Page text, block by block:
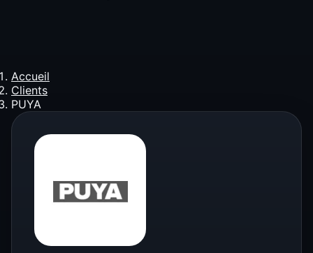
Accueil
Clients
PUYA